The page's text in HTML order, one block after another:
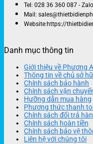
Tel: 028 36 360 087 -
Mail:
Website:https://
Danh mục thông tin
Giới thiệu về Phương
Thông tin về chủ sở
Chính sách bảo hành
Chính sách vận
Hưỡng dẫn mua hàng
Phương thức thanh
Chính sách đổi trả
Chính sách hoàn tiền
Chính sách bảo vệ
Liên hệ với chúng tôi